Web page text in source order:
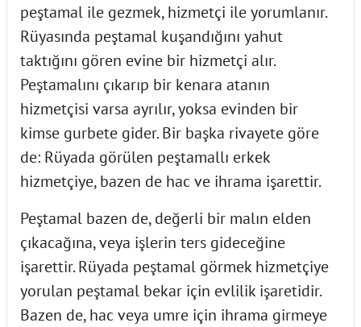
peştamal ile gezmek, hizmetçi ile yorumlanır.
Rüyasında peştamal kuşandığını yahut
taktığını gören evine bir hizmetçi alır.
Peştamalını çıkarıp bir kenara atanın
hizmetçisi varsa ayrılır, yoksa evinden bir
kimse gurbete gider. Bir başka rivayete göre
de: Rüyada görülen peştamallı erkek
hizmetçiye, bazen de hac ve ihrama işarettir.
Peştamal bazen de, değerli bir malın elden
çıkacağına, veya işlerin ters gideceğine
işarettir. Rüyada peştamal görmek hizmetçiye
yorulan peştamal bekar için evlilik işaretidir.
Bazen de, hac veya umre için ihrama girmeye